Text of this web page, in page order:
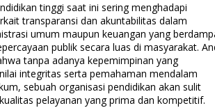
tinggi saat ini sering menghadapi
transparansi dan akuntabilitas dalam
umum maupun keuangan yang
publik secara luas di masyarakat.
tanpa adanya kepemimpinan yang
integritas serta pemahaman mendalam
sebuah organisasi pendidikan akan sulit
pelayanan yang prima dan kompetitif.